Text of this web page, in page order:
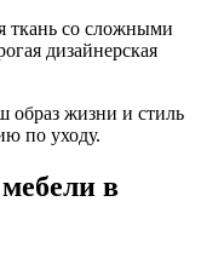
ткань со сложными
дизайнерская
образ жизни и стиль
по уходу.
в